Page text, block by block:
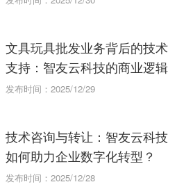
文具玩具批发业务背后的技术
支持：智友云科技的商业逻辑
发布时间：2025/12/29
技术咨询与转让：智友云科技
如何助力企业数字化转型？
发布时间：2025/12/28